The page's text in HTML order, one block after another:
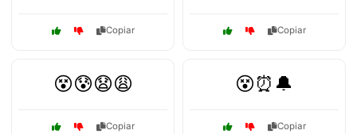
Copiar Copiar
😵😰😧😩
Copiar
😵⏰🔔
Copiar